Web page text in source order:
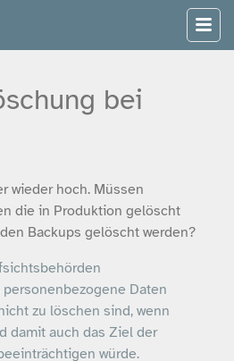
bei
wieder hoch. Müssen
die in Produktion gelöscht
Backups gelöscht werden?
Daten
zu löschen sind, wenn
damit auch das Ziel der
würde.